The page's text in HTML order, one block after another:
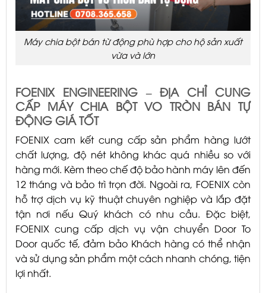
Máy chia bột bán từ động phù hợp cho hộ sản xuất
vừa và lớn
FOENIX ENGINEERING – ĐỊA CHỈ CUNG
CẤP MÁY CHIA BỘT VO TRÒN BÁN TỰ
ĐỘNG GIÁ TỐT
FOENIX cam kết cung cấp sản phẩm hàng lướt
chất lượng, độ nét không khác quá nhiều so với
hàng mới. Kèm theo chế độ bảo hành máy lên đến
12 tháng và bảo trì trọn đời. Ngoài ra, FOENIX còn
hỗ trợ dịch vụ kỹ thuật chuyên nghiệp và lắp đặt
tận nơi nếu Quý khách có nhu cầu. Đặc biệt,
FOENIX cung cấp dịch vụ vận chuyển Door To
Door quốc tế, đảm bảo Khách hàng có thể nhận
và sử dụng sản phẩm một cách nhanh chóng, tiện
lợi nhất.